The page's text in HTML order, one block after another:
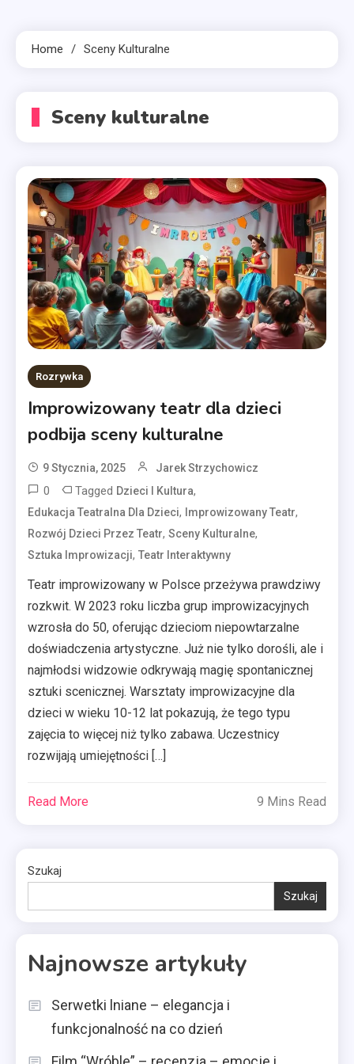
Home Sceny Kulturalne
Sceny kulturalne
Rozrywka
Improwizowany teatr dla dzieci
podbija sceny kulturalne
9 Stycznia, 2025 Jarek Strzychowicz
0 Tagged Dzieci I Kultura,
Edukacja Teatralna Dla Dzieci, Improwizowany Teatr,
Rozwój Dzieci Przez Teatr,Sceny Kulturalne,
Sztuka Improwizacji,Teatr Interaktywny
Teatr improwizowany w Polsce przeżywa prawdziwy
rozkwit. W 2023 roku liczba grup improwizacyjnych
wzrosła do 50, oferując dzieciom niepowtarzalne
doświadczenia artystyczne. Już nie tylko dorośli, ale i
najmłodsi widzowie odkrywają magię spontanicznej
sztuki scenicznej. Warsztaty improwizacyjne dla
dzieci w wieku 10-12 lat pokazują, że tego typu
zajęcia to więcej niż tylko zabawa. Uczestnicy
rozwijają umiejętności […]
Read More 9 Mins Read
Szukaj
Szukaj
Najnowsze artykuły
Serwetki lniane – elegancja i
funkcjonalność na co dzień